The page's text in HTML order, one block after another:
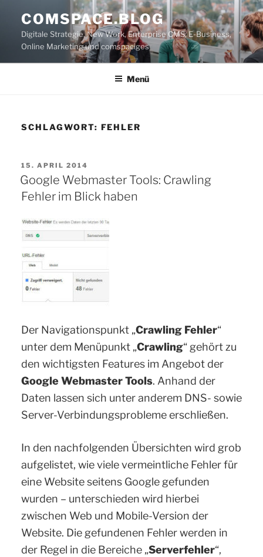
Inhalt
springen
COMSPACE.BLOG
Digitale Strategie, New Work, Enterprise CMS, E-Business,
Online Marketing und comspaciges
Menü
SCHLAGWORT: FEHLER
VERÖFFENTLICHT
AM
15. APRIL 2014
Google Webmaster Tools: Crawling
Fehler im Blick haben
Der Navigationspunkt „Crawling Fehler“
unter dem Menüpunkt „Crawling“ gehört zu
den wichtigsten Features im Angebot der
Google Webmaster Tools. Anhand der
Daten lassen sich unter anderem DNS- sowie
Server-Verbindungsprobleme erschließen.
In den nachfolgenden Übersichten wird grob
aufgelistet, wie viele vermeintliche Fehler für
eine Website seitens Google gefunden
wurden – unterschieden wird hierbei
zwischen Web und Mobile-Version der
Website. Die gefundenen Fehler werden in
der Regel in die Bereiche „Serverfehler“,